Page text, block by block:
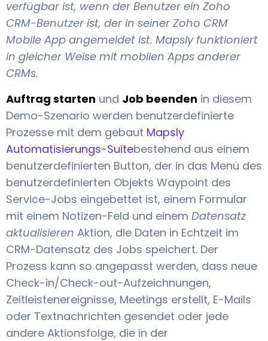
verfügbar ist, wenn der Benutzer ein Zoho
CRM-Benutzer ist, der in seiner Zoho CRM
Mobile App angemeldet ist. Mapsly funktioniert
in gleicher Weise mit mobilen Apps anderer
CRMs.
Auftrag starten und Job beenden in diesem
Demo-Szenario werden benutzerdefinierte
Prozesse mit dem gebaut Mapsly
Automatisierungs-Suitebestehend aus einem
benutzerdefinierten Button, der in das Menü des
benutzerdefinierten Objekts Waypoint des
Service-Jobs eingebettet ist, einem Formular
mit einem Notizen-Feld und einem Datensatz
aktualisieren Aktion, die Daten in Echtzeit im
CRM-Datensatz des Jobs speichert. Der
Prozess kann so angepasst werden, dass neue
Check-in/Check-out-Aufzeichnungen,
Zeitleistenereignisse, Meetings erstellt, E-Mails
oder Textnachrichten gesendet oder jede
andere Aktionsfolge, die in der